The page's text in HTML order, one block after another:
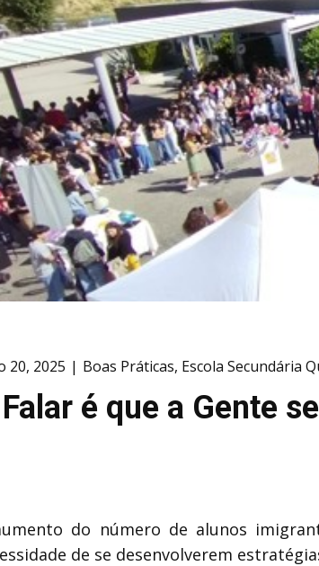
20, 2025 Boas Práticas, Escola Secundária
é que a Gente
do número de alunos
de se desenvolverem